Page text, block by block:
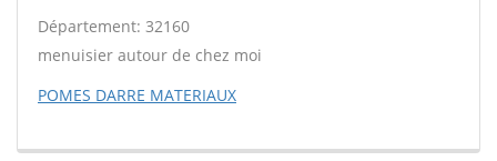
Département: 32160
menuisier autour de chez moi
POMES DARRE MATERIAUX